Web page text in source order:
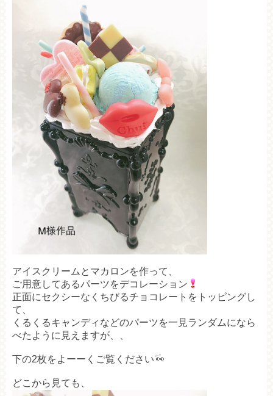
アイスクリームとマカロンを作って、
ご用意してあるパーツをデコレーション
正面にセクシーなくちびるチョコレートをトッピングし
て、
くるくるキャンディなどのパーツを一見ランダムになら
べたように見えますが、、
下の2枚をよーーくご覧ください
どこから見ても、